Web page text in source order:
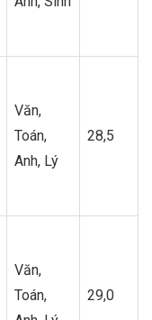
Văn,
Toán,
Anh, Lý
28,5
Văn,
Toán,
29,0